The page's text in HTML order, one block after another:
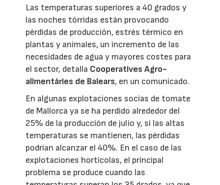
Las temperaturas superiores a 40 grados y
las noches tórridas están provocando
pérdidas de producción, estrés térmico en
plantas y animales, un incremento de las
necesidades de agua y mayores costes para
el sector, detalla Cooperatives Agro-
alimentàries de Balears, en un comunicado.
En algunas explotaciones socias de tomate
de Mallorca ya se ha perdido alrededor del
25% de la producción de julio y, si las altas
temperaturas se mantienen, las pérdidas
podrían alcanzar el 40%. En el caso de las
explotaciones hortícolas, el principal
problema se produce cuando las